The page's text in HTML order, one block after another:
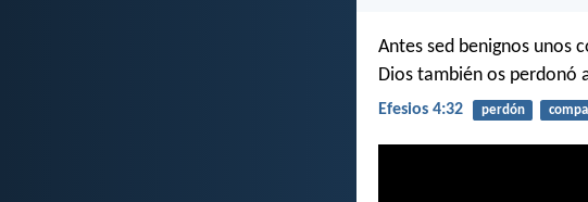
Antes sed benignos unos
Dios también os perdonó
Efesios 4:32 perdón